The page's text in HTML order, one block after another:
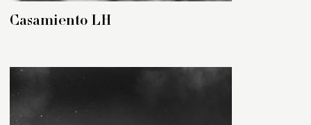
Casamiento LH